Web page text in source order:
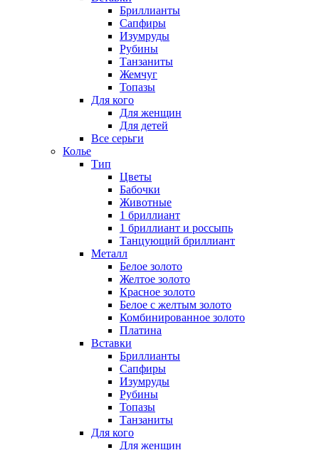
Бриллианты
Сапфиры
Изумруды
Рубины
Танзаниты
Жемчуг
Топазы
Для кого
Для женщин
Для детей
Все серьги
Колье
Тип
Цветы
Бабочки
Животные
1 бриллиант
1 бриллиант и россыпь
Танцующий бриллиант
Металл
Белое золото
Желтое золото
Красное золото
Белое с желтым золото
Комбинированное золото
Платина
Вставки
Бриллианты
Сапфиры
Изумруды
Рубины
Топазы
Танзаниты
Для кого
Для женщин